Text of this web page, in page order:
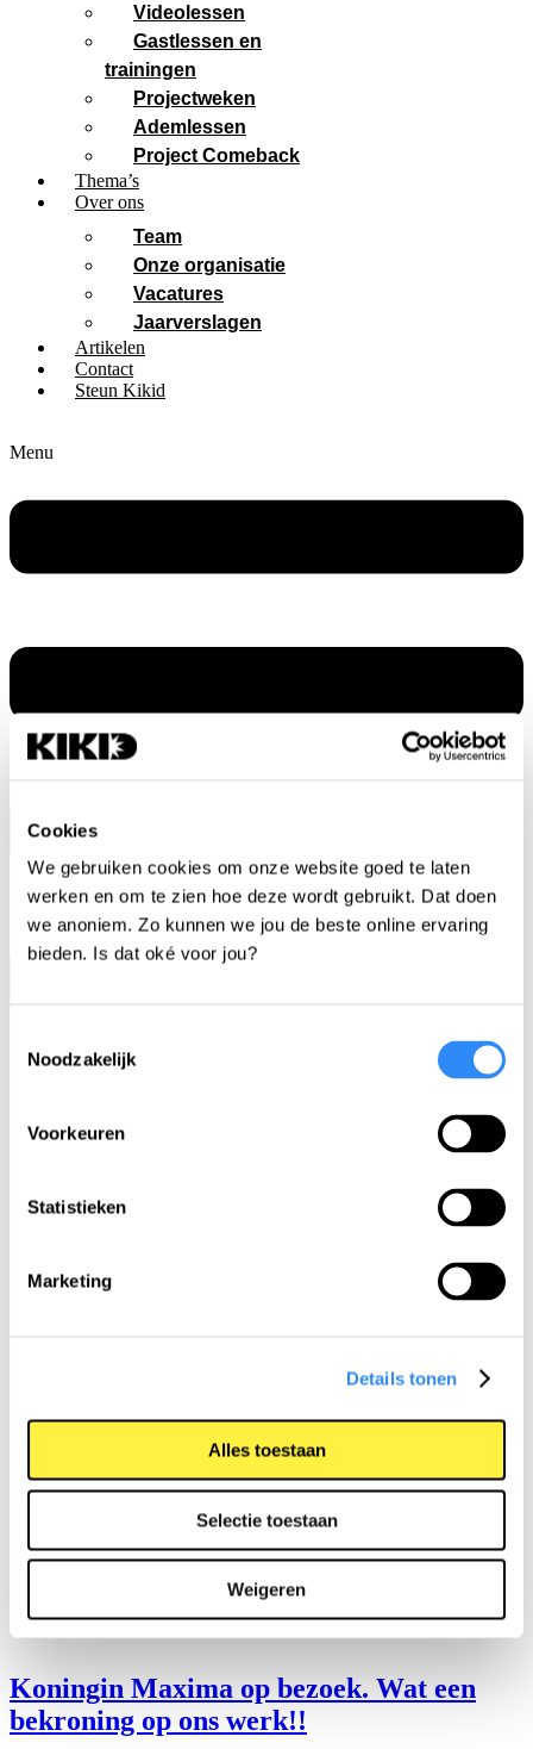
Cookies
We gebruiken cookies om onze website goed te laten
werken en om te zien hoe deze wordt gebruikt. Dat doen
we anoniem. Zo kunnen we jou de beste online ervaring
bieden. Is dat oké voor jou?
Noodzakelijk
Voorkeuren
Statistieken
Marketing
Details tonen
Alles toestaan
Selectie toestaan
Weigeren
Videolessen
Gastlessen en
trainingen
Projectweken
Ademlessen
Project Comeback
Thema’s
Over ons
Team
Onze organisatie
Vacatures
Jaarverslagen
Artikelen
Contact
Steun Kikid
Menu
Team
Onze organisatie
Vacatures
Jaarverslagen
Contact
Koningin Maxima op bezoek. Wat een
bekroning op ons werk!!